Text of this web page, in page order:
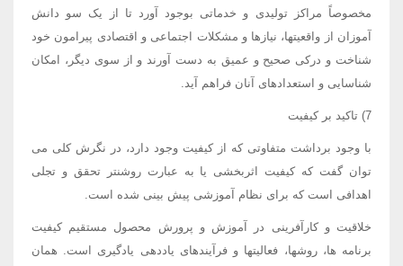
مخصوصاً مراکز تولیدی و خدماتی بوجود آورد تا از یک سو دانش
آموزان از واقعیتها، نیازها و مشکلات اجتماعی و اقتصادی پیرامون خود
شناخت و درکی صحیح و عمیق به دست آورند و از سوی دیگر، امکان
شناسایی و استعدادهای آنان فراهم آید.
7) تاکید بر کیفیت
با وجود برداشت متفاوتی که از کیفیت وجود دارد، در نگرش کلی می
توان گفت که کیفیت اثربخشی یا به عبارت روشنتر تحقق و تجلی
اهدافی است که برای نظام آموزشی پیش بینی شده است.
خلاقیت و کارآفرینی در آموزش و پرورش محصول مستقیم کیفیت
برنامه ها، روشها، فعالیتها و فرآیندهای یاددهی یادگیری است. همان